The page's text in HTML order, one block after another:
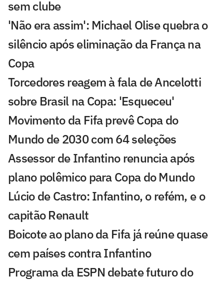
sem clube
'Não era assim': Michael Olise quebra o
silêncio após eliminação da França na
Copa
Torcedores reagem à fala de Ancelotti
sobre Brasil na Copa: 'Esqueceu'
Movimento da Fifa prevê Copa do
Mundo de 2030 com 64 seleções
Assessor de Infantino renuncia após
plano polêmico para Copa do Mundo
Lúcio de Castro: Infantino, o refém, e o
capitão Renault
Boicote ao plano da Fifa já reúne quase
cem países contra Infantino
Programa da ESPN debate futuro do